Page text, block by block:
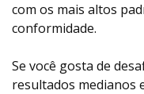
com os mais altos
conformidade.
Se você gosta de
resultados medianos